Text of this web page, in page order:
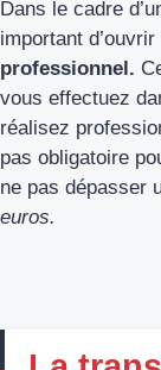
Dans le cadre
important d’ouvrir
professionnel.
vous effectuez
réalisez
pas obligatoire
ne pas dépasser
euros.